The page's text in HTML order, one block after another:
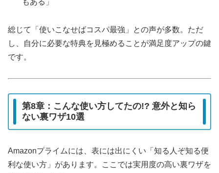
もある」
総じて「使いこなせばコスパ最強」との声が多数。ただ
し、自分に必要な特典を見極めることが満足度アップの鍵
です。
第8章：こんな使い方してたの!? 意外と知ら
ない裏ワザ10選
Amazonプライムには、表には出にくい「知る人ぞ知る便
利な使い方」があります。ここでは実用度の高い裏ワザを